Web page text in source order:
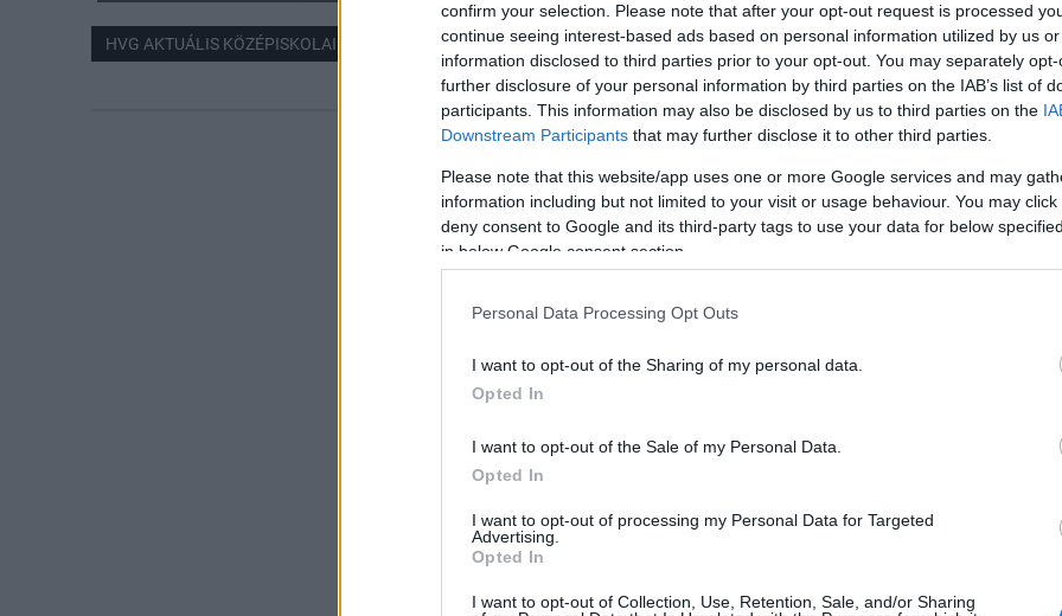
confirm your selection. Please note that after your opt-out request is processed
continue seeing interest-based ads based on personal information utilized by us
information disclosed to third parties prior to your opt-out. You may separately
further disclosure of your personal information by third parties on the IAB’s list of
participants. This information may also be disclosed by us to third parties on the
Downstream Participants that may further disclose it to other third parties.
Please note that this website/app uses one or more Google services and may
information including but not limited to your visit or usage behaviour. You may
deny consent to Google and its third-party tags to use your data for below
in below Google consent section.
Personal Data Processing Opt Outs
I want to opt-out of the Sharing of my personal data.
Opted In
I want to opt-out of the Sale of my Personal Data.
Opted In
I want to opt-out of processing my Personal Data for Targeted
Advertising.
Opted In
I want to opt-out of Collection, Use, Retention, Sale, and/or Sharing
HVG AKTUÁLIS KÖZÉPISKOLAI RANGSOR